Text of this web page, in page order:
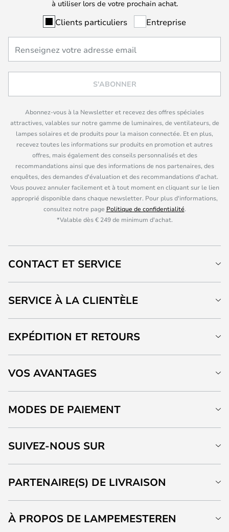
à utiliser lors de votre prochain achat.
Clients particuliers Entreprise
S'ABONNER
Abonnez-vous à la Newsletter et recevez des offres spéciales
attractives, valables sur notre gamme de luminaires, de ventilateurs, de
lampes solaires et de produits pour la maison connectée. Et en plus,
recevez toutes les informations sur produits en promotion et autres
offres, mais également des conseils personnalisés et des
recommandations ainsi que des informations de nos partenaires, des
enquêtes, des demandes d'évaluation et des recommandations d'achat.
Vous pouvez annuler facilement et à tout moment en cliquant sur le lien
approprié disponible dans chaque newsletter. Pour plus d'informations,
consultez notre page Politique de confidentialité.
*Valable dès € 249 de minimum d'achat.
CONTACT ET SERVICE
SERVICE À LA CLIENTÈLE
EXPÉDITION ET RETOURS
VOS AVANTAGES
MODES DE PAIEMENT
SUIVEZ-NOUS SUR
PARTENAIRE(S) DE LIVRAISON
À PROPOS DE LAMPEMESTEREN